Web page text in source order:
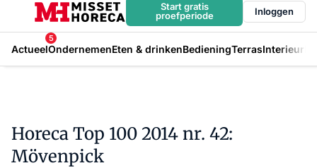
Start gratis
proefperiode
Inloggen
Actueel
5
OndernemenEten & drinkenBedieningTerrasInterieur
Horeca Top 100 2014 nr. 42:
Mövenpick